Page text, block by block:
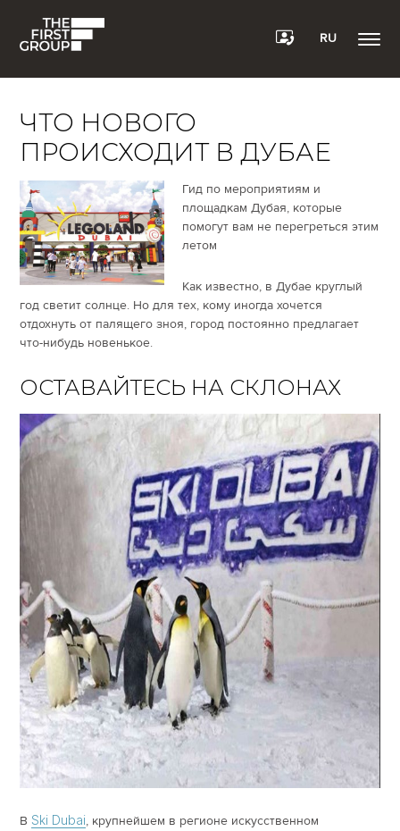
RU
ЧТО НОВОГО
ПРОИСХОДИТ В ДУБАЕ
Гид по мероприятиям и
площадкам Дубая, которые
помогут вам не перегреться этим
летом
Как известно, в Дубае круглый
год светит солнце. Но для тех, кому иногда хочется
отдохнуть от палящего зноя, город постоянно предлагает
что-нибудь новенькое.
ОСТАВАЙТЕСЬ НА СКЛОНАХ
В Ski Dubai, крупнейшем в регионе искусственном